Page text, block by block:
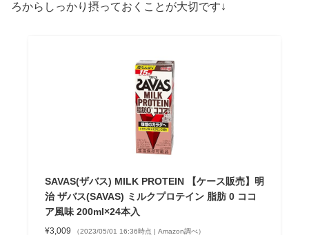
ろからしっかり摂っておくことが大切です↓
SAVAS(ザバス) MILK PROTEIN 【ケース販売】明
治 ザバス(SAVAS) ミルクプロテイン 脂肪 0 ココ
ア風味 200ml×24本入
¥3,009 （2023/05/01 16:36時点 | Amazon調べ）